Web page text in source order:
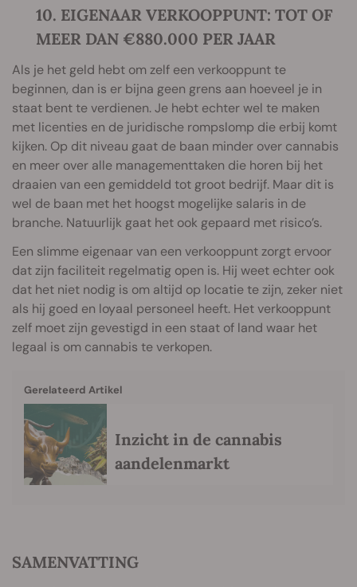
10. EIGENAAR VERKOOPPUNT: TOT OF
MEER DAN €880.000 PER JAAR
Als je het geld hebt om zelf een verkooppunt te
beginnen, dan is er bijna geen grens aan hoeveel je in
staat bent te verdienen. Je hebt echter wel te maken
met licenties en de juridische rompslomp die erbij komt
kijken. Op dit niveau gaat de baan minder over cannabis
en meer over alle managementtaken die horen bij het
draaien van een gemiddeld tot groot bedrijf. Maar dit is
wel de baan met het hoogst mogelijke salaris in de
branche. Natuurlijk gaat het ook gepaard met risico’s.
Een slimme eigenaar van een verkooppunt zorgt ervoor
dat zijn faciliteit regelmatig open is. Hij weet echter ook
dat het niet nodig is om altijd op locatie te zijn, zeker niet
als hij goed en loyaal personeel heeft. Het verkooppunt
zelf moet zijn gevestigd in een staat of land waar het
legaal is om cannabis te verkopen.
Gerelateerd Artikel
Inzicht in de cannabis
aandelenmarkt
SAMENVATTING